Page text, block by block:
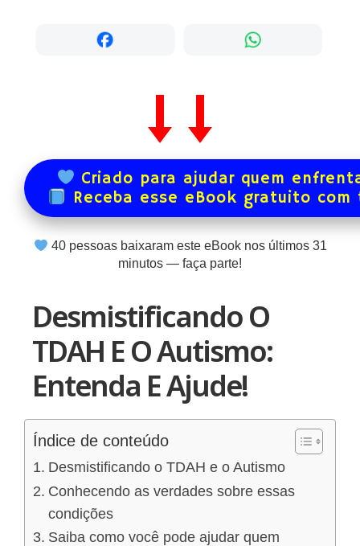
Criado para ajudar quem
Receba esse eBook gratuito
40pessoas baixaram este eBook nos últimos 31
minutos — faça parte!
Desmistificando O
TDAH E O Autismo:
Entenda E Ajude!
Índice de conteúdo
Desmistificando o TDAH e o Autismo
Conhecendo as verdades sobre essas
condições
Saiba como você pode ajudar quem